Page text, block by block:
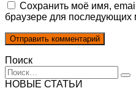
Сохранить моё имя,
браузере для последующих
Поиск
Search
for:
НОВЫЕ СТАТЬИ